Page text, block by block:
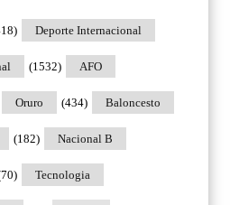
Deporte Internacional
AFO
(1532)
Oruro Baloncesto
(434)
Nacional B
(182)
Tecnologia